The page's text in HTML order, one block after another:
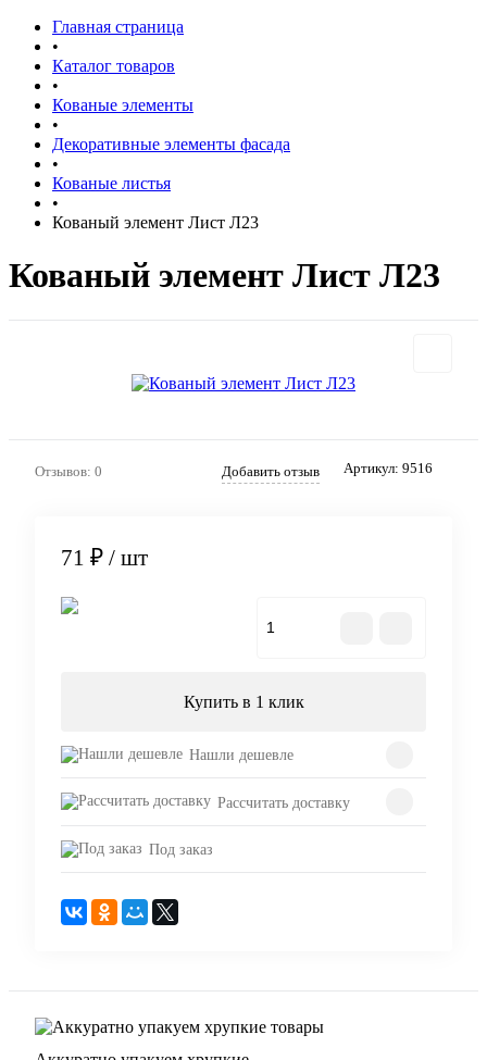
Главная страница
•
Каталог товаров
•
Кованые элементы
•
Декоративные элементы фасада
•
Кованые листья
•
Кованый элемент Лист Л23
Кованый элемент Лист Л23
Отзывов: 0 Добавить отзыв Артикул: 9516
71 ₽ / шт
Купить в 1 клик
Нашли дешевле
Рассчитать доставку
Под заказ